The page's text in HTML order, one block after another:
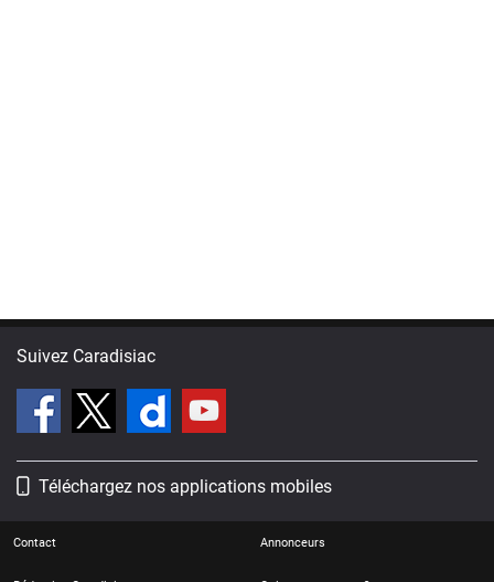
Suivez Caradisiac
Téléchargez nos applications mobiles
Contact Annonceurs